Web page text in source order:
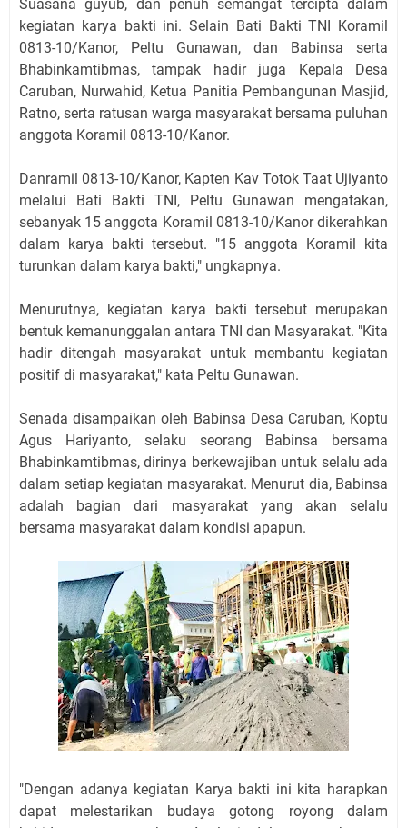
Suasana guyub, dan penuh semangat tercipta dalam
kegiatan karya bakti ini. Selain Bati Bakti TNI Koramil
0813-10/Kanor, Peltu Gunawan, dan Babinsa serta
Bhabinkamtibmas, tampak hadir juga Kepala Desa
Caruban, Nurwahid, Ketua Panitia Pembangunan Masjid,
Ratno, serta ratusan warga masyarakat bersama puluhan
anggota Koramil 0813-10/Kanor.
Danramil 0813-10/Kanor, Kapten Kav Totok Taat Ujiyanto
melalui Bati Bakti TNI, Peltu Gunawan mengatakan,
sebanyak 15 anggota Koramil 0813-10/Kanor dikerahkan
dalam karya bakti tersebut. "15 anggota Koramil kita
turunkan dalam karya bakti," ungkapnya.
Menurutnya, kegiatan karya bakti tersebut merupakan
bentuk kemanunggalan antara TNI dan Masyarakat. "Kita
hadir ditengah masyarakat untuk membantu kegiatan
positif di masyarakat," kata Peltu Gunawan.
Senada disampaikan oleh Babinsa Desa Caruban, Koptu
Agus Hariyanto, selaku seorang Babinsa bersama
Bhabinkamtibmas, dirinya berkewajiban untuk selalu ada
dalam setiap kegiatan masyarakat. Menurut dia, Babinsa
adalah bagian dari masyarakat yang akan selalu
bersama masyarakat dalam kondisi apapun.
"Dengan adanya kegiatan Karya bakti ini kita harapkan
dapat melestarikan budaya gotong royong dalam